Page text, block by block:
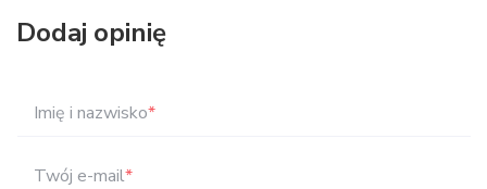
Dodaj opinię
Imię i nazwisko*
Twój e-mail*